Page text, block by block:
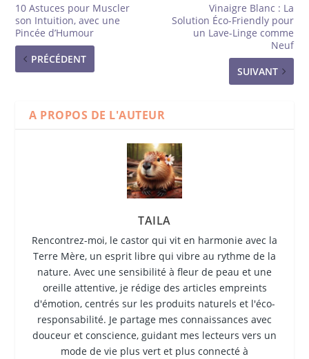
10 Astuces pour Muscler
son Intuition, avec une
Pincée d’Humour
PRÉCÉDENT
Vinaigre Blanc : La
Solution Éco-Friendly pour
un Lave-Linge comme
Neuf
SUIVANT
A PROPOS DE L'AUTEUR
TAILA
Rencontrez-moi, le castor qui vit en harmonie avec la
Terre Mère, un esprit libre qui vibre au rythme de la
nature. Avec une sensibilité à fleur de peau et une
oreille attentive, je rédige des articles empreints
d'émotion, centrés sur les produits naturels et l'éco-
responsabilité. Je partage mes connaissances avec
douceur et conscience, guidant mes lecteurs vers un
mode de vie plus vert et plus connecté à